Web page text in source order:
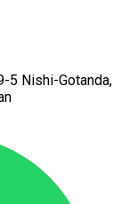
5 Nishi-Gotanda,